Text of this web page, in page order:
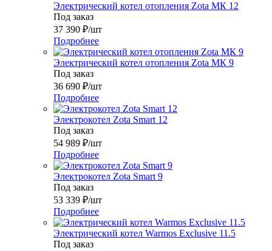
Электрический котел отопления Zota МК 12
Под заказ
37 390 ₽/шт
Подробнее
Электрический котел отопления Zota МК 9
Под заказ
36 690 ₽/шт
Подробнее
Электрокотел Zota Smart 12
Под заказ
54 989 ₽/шт
Подробнее
Электрокотел Zota Smart 9
Под заказ
53 339 ₽/шт
Подробнее
Электрический котел Warmos Exclusive 11.5
Под заказ